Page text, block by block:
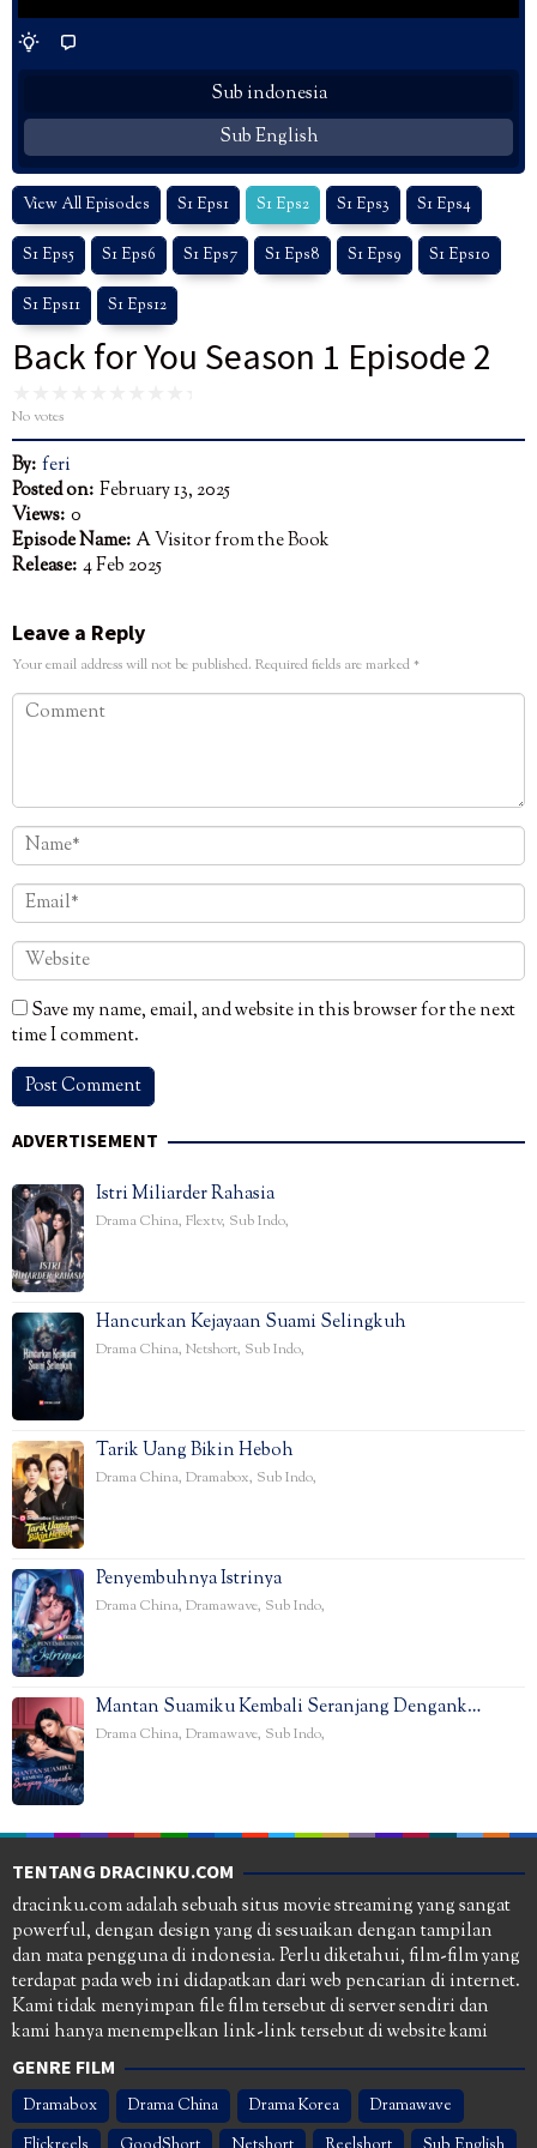
Sub indonesia
Sub English
View All Episodes S1 Eps1 S1 Eps2 S1 Eps3 S1 Eps4
S1 Eps5 S1 Eps6 S1 Eps7 S1 Eps8 S1 Eps9 S1 Eps10
S1 Eps11 S1 Eps12
Back for You Season 1 Episode 2
No votes
By: feri
Posted on: February 13, 2025
Views: 0
Episode Name: A Visitor from the Book
Release: 4 Feb 2025
Leave a Reply
Your email address will not be published. Required fields are marked*
Save my name, email, and website in this browser for the next
time I comment.
ADVERTISEMENT
Istri Miliarder Rahasia
Drama China, Flextv, Sub Indo,
Hancurkan Kejayaan Suami Selingkuh
Drama China, Netshort, Sub Indo,
Tarik Uang Bikin Heboh
Drama China, Dramabox, Sub Indo,
Penyembuhnya Istrinya
Drama China, Dramawave, Sub Indo,
Mantan Suamiku Kembali Seranjang Dengank…
Drama China, Dramawave, Sub Indo,
TENTANG DRACINKU.COM
dracinku.com adalah sebuah situs movie streaming yang sangat
powerful, dengan design yang di sesuaikan dengan tampilan
dan mata pengguna di indonesia. Perlu diketahui, film-film yang
terdapat pada web ini didapatkan dari web pencarian di internet.
Kami tidak menyimpan file film tersebut di server sendiri dan
kami hanya menempelkan link-link tersebut di website kami
GENRE FILM
Dramabox Drama China Drama Korea
Dramawave